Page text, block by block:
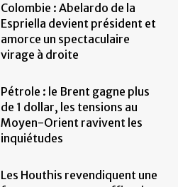
Colombie : Abelardo de la
Espriella devient président et
amorce un spectaculaire
virage à droite
Pétrole : le Brent gagne plus
de 1 dollar, les tensions au
Moyen-Orient ravivent les
inquiétudes
Les Houthis revendiquent une